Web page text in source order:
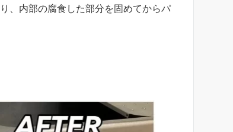
、内部の腐食した部分を固めてからパ